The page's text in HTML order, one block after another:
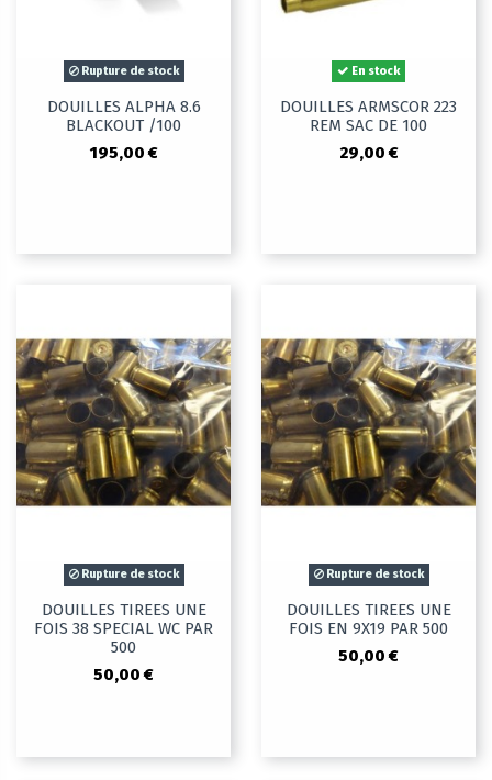
Rupture de stock
DOUILLES ALPHA 8.6
BLACKOUT /100
195,00 €
En stock
DOUILLES ARMSCOR 223
REM SAC DE 100
29,00 €
Rupture de stock
DOUILLES TIREES UNE
FOIS 38 SPECIAL WC PAR
500
50,00 €
Rupture de stock
DOUILLES TIREES UNE
FOIS EN 9X19 PAR 500
50,00 €